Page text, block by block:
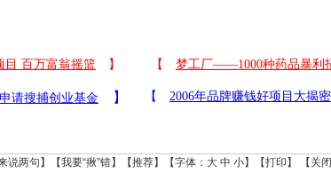
说两句 】【我要“揪”错】【推荐】【字体： 大 中 小】【打印 】 【 关闭